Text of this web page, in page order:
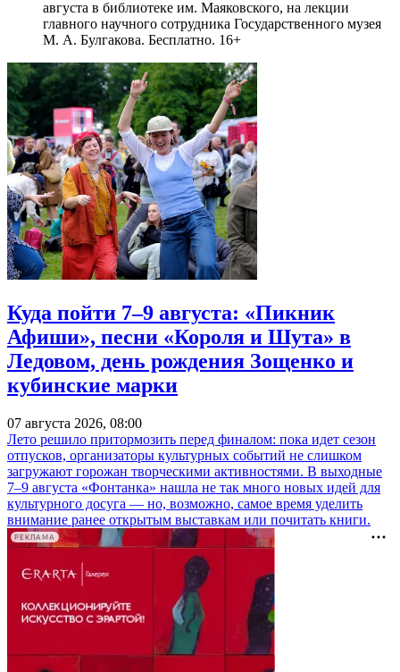
августа в библиотеке им. Маяковского, на лекции
главного научного сотрудника Государственного музея
М. А. Булгакова. Бесплатно. 16+
Куда пойти 7–9 августа: «Пикник
Афиши», песни «Короля и Шута» в
Ледовом, день рождения Зощенко и
кубинские марки
07 августа 2026, 08:00
Лето решило притормозить перед финалом: пока идет сезон
отпусков, организаторы культурных событий не слишком
загружают горожан творческими активностями. В выходные
7–9 августа «Фонтанка» нашла не так много новых идей для
культурного досуга — но, возможно, самое время уделить
внимание ранее открытым выставкам или почитать книги.
РЕКЛАМА